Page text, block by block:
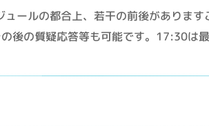
ールの都合上、若干の前後があります
後の質疑応答等も可能です。17:30は最